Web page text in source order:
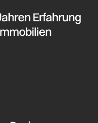
Erfahrung